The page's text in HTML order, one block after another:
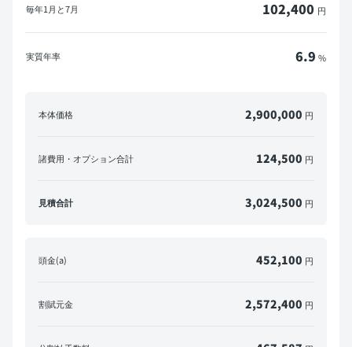
毎年1月と7月 102,400 円
実質年率 6.9 %
本体価格 2,900,000 円
諸費用・オプション合計 124,500 円
見積合計 3,024,500 円
頭金(a) 452,100 円
割賦元金 2,572,400 円